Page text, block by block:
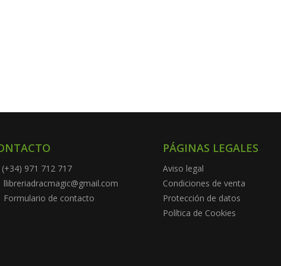
(+34) 971 712 717
llibreriadracmagic@gmail.com
Formulario de contacto
PÁGINAS LEGALES
Aviso legal
Condiciones de venta
Protección de datos
Política de Cookies